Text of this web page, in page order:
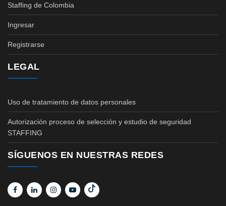
Staffing de Colombia
Ingresar
Registrarse
LEGAL
Uso de tratamiento de datos personales
Autorización proceso de selección y estudio de seguridad
STAFFING
SÍGUENOS EN NUESTRAS REDES